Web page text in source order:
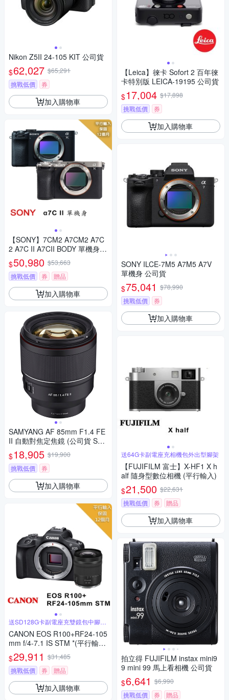
Nikon Z5II 24-105 KIT 公司貨
$62,027 $65,291
挑戰低價
券
加入購物車
【SONY】7CM2 A7CM2 A7C
2 A7C II A7CII BODY 單機身(*
(中文平輸)
$50,980 $53,663
挑戰低價
券 贈品
加入購物車
SAMYANG AF 85mm F1.4 FE
II 自動對焦定焦鏡 (公司貨 SO
NY FE接環)
$18,905 $19,900
挑戰低價
券
加入購物車
送SD128G卡副電座充雙鏡包中腳短
夾
CANON EOS R100+RF24-105
mm f/4-7.1 IS STM *(平行輸
入)
$29,911 $31,485
挑戰低價
券 贈品
加入購物車
【Leica】徠卡 Sofort 2 百年徠
卡特別版 LEICA-19195 公司貨
$17,004 $17,898
挑戰低價
券
加入購物車
SONY ILCE-7M5 A7M5 A7V
單機身 公司貨
$75,041 $78,990
挑戰低價
券
加入購物車
送64G卡副電座充相機包外出型腳架
【FUJIFILM 富士】X-HF1 X h
alf 隨身型數位相機 (平行輸入)
$21,500 $22,631
挑戰低價
券 贈品
加入購物車
拍立得 FUJIFILM instax mini9
9 mini 99 馬上看相機 公司貨
$6,641 $6,990
挑戰低價
券 贈品